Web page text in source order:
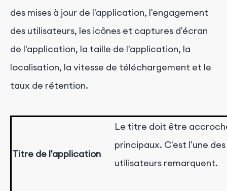
des mises à jour de l'application, l'engagement
des utilisateurs, les icônes et captures d'écran
de l'application, la taille de l'application, la
localisation, la vitesse de téléchargement et le
taux de rétention.
Titre de l'application
Le titre doit être
principaux. C'est l'une
utilisateurs remarquent.